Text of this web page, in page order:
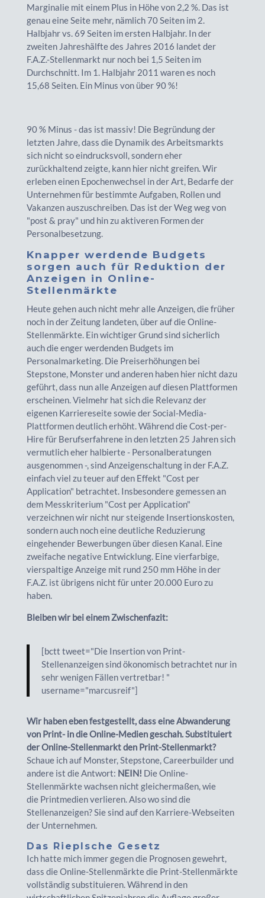
Marginalie mit einem Plus in Höhe von 2,2 %. Das ist
genau eine Seite mehr, nämlich 70 Seiten im 2.
Halbjahr vs. 69 Seiten im ersten Halbjahr. In der
zweiten Jahreshälfte des Jahres 2016 landet der
F.A.Z.-Stellenmarkt nur noch bei 1,5 Seiten im
Durchschnitt. Im 1. Halbjahr 2011 waren es noch
15,68 Seiten. Ein Minus von über 90 %!
90 % Minus - das ist massiv! Die Begründung der
letzten Jahre, dass die Dynamik des Arbeitsmarkts
sich nicht so eindrucksvoll, sondern eher
zurückhaltend zeigte, kann hier nicht greifen. Wir
erleben einen Epochenwechsel in der Art, Bedarfe der
Unternehmen für bestimmte Aufgaben, Rollen und
Vakanzen auszuschreiben. Das ist der Weg weg von
"post & pray" und hin zu aktiveren Formen der
Personalbesetzung.
Knapper werdende Budgets
sorgen auch für Reduktion der
Anzeigen in Online-
Stellenmärkte
Heute gehen auch nicht mehr alle Anzeigen, die früher
noch in der Zeitung landeten, über auf die Online-
Stellenmärkte. Ein wichtiger Grund sind sicherlich
auch die enger werdenden Budgets im
Personalmarketing. Die Preiserhöhungen bei
Stepstone, Monster und anderen haben hier nicht dazu
geführt, dass nun alle Anzeigen auf diesen Plattformen
erscheinen. Vielmehr hat sich die Relevanz der
eigenen Karriereseite sowie der Social-Media-
Plattformen deutlich erhöht. Während die Cost-per-
Hire für Berufserfahrene in den letzten 25 Jahren sich
vermutlich eher halbierte - Personalberatungen
ausgenommen -, sind Anzeigenschaltung in der F.A.Z.
einfach viel zu teuer auf den Effekt "Cost per
Application" betrachtet. Insbesondere gemessen an
dem Messkriterium "Cost per Application"
verzeichnen wir nicht nur steigende Insertionskosten,
sondern auch noch eine deutliche Reduzierung
eingehender Bewerbungen über diesen Kanal. Eine
zweifache negative Entwicklung. Eine vierfarbige,
vierspaltige Anzeige mit rund 250 mm Höhe in der
F.A.Z. ist übrigens nicht für unter 20.000 Euro zu
haben.
Bleiben wir bei einem Zwischenfazit:
[bctt tweet="Die Insertion von Print-
Stellenanzeigen sind ökonomisch betrachtet nur in
sehr wenigen Fällen vertretbar! "
username="marcusreif"]
Wir haben eben festgestellt, dass eine Abwanderung
von Print- in die Online-Medien geschah. Substituiert
der Online-Stellenmarkt den Print-Stellenmarkt?
Schaue ich auf Monster, Stepstone, Careerbuilder und
andere ist die Antwort: NEIN! Die Online-
Stellenmärkte wachsen nicht gleichermaßen, wie
die Printmedien verlieren. Also wo sind die
Stellenanzeigen? Sie sind auf den Karriere-Webseiten
der Unternehmen.
Das Rieplsche Gesetz
Ich hatte mich immer gegen die Prognosen gewehrt,
dass die Online-Stellenmärkte die Print-Stellenmärkte
vollständig substituieren. Während in den